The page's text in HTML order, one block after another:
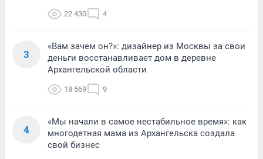
22 430 4
3
«Вам зачем он?»: дизайнер из Москвы за свои
деньги восстанавливает дом в деревне
Архангельской области
18 569 9
4
«Мы начали в самое нестабильное время»: как
многодетная мама из Архангельска создала
свой бизнес